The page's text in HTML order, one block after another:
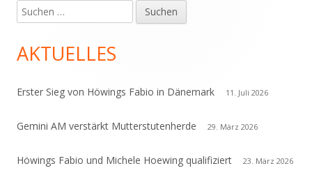
Haupt-
Seitenleiste
Suchen
nach:
AKTUELLES
Erster Sieg von Höwings Fabio in Dänemark 11. Juli 2026
Gemini AM verstärkt Mutterstutenherde 29. März 2026
Höwings Fabio und Michele Hoewing qualifiziert 23. März 2026